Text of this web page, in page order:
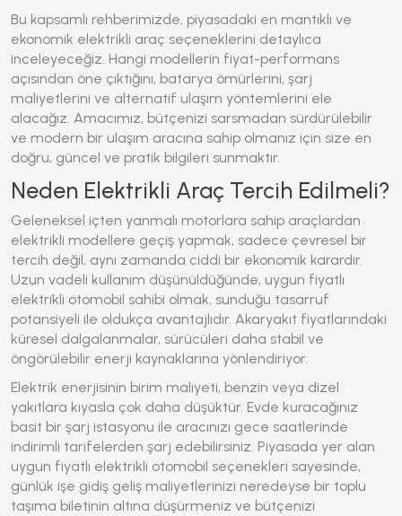
Bu kapsamlı rehberimizde, piyasadaki en mantıklı ve
ekonomik elektrikli araç seçeneklerini detaylıca
inceleyeceğiz. Hangi modellerin fiyat-performans
açısından öne çıktığını, batarya ömürlerini, şarj
maliyetlerini ve alternatif ulaşım yöntemlerini ele
alacağız. Amacımız, bütçenizi sarsmadan sürdürülebilir
ve modern bir ulaşım aracına sahip olmanız için size en
doğru, güncel ve pratik bilgileri sunmaktır.
Neden Elektrikli Araç Tercih Edilmeli?
Geleneksel içten yanmalı motorlara sahip araçlardan
elektrikli modellere geçiş yapmak, sadece çevresel bir
tercih değil, aynı zamanda ciddi bir ekonomik karardır.
Uzun vadeli kullanım düşünüldüğünde, uygun fiyatlı
elektrikli otomobil sahibi olmak, sunduğu tasarruf
potansiyeli ile oldukça avantajlıdır. Akaryakıt fiyatlarındaki
küresel dalgalanmalar, sürücüleri daha stabil ve
öngörülebilir enerji kaynaklarına yönlendiriyor.
Elektrik enerjisinin birim maliyeti, benzin veya dizel
yakıtlara kıyasla çok daha düşüktür. Evde kuracağınız
basit bir şarj istasyonu ile aracınızı gece saatlerinde
indirimli tarifelerden şarj edebilirsiniz. Piyasada yer alan
uygun fiyatlı elektrikli otomobil seçenekleri sayesinde,
günlük işe gidiş geliş maliyetlerinizi neredeyse bir toplu
taşıma biletinin altına düşürmeniz ve bütçenizi